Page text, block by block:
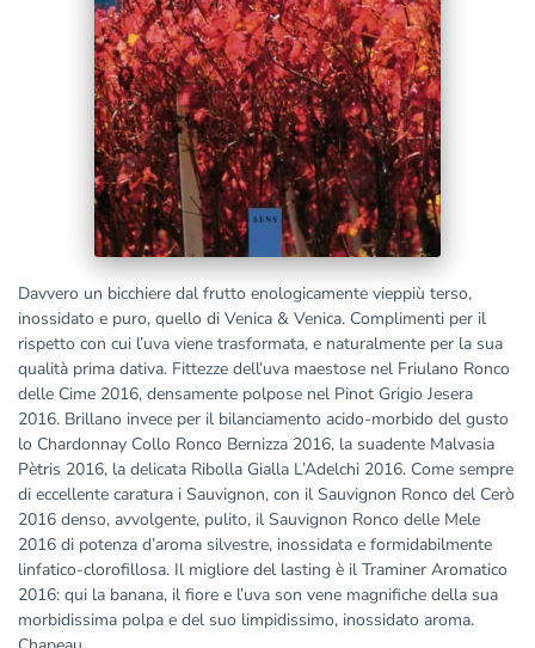
Davvero un bicchiere dal frutto enologicamente vieppiù terso,
inossidato e puro, quello di Venica & Venica. Complimenti per il
rispetto con cui l’uva viene trasformata, e naturalmente per la sua
qualità prima dativa. Fittezze dell’uva maestose nel Friulano Ronco
delle Cime 2016, densamente polpose nel Pinot Grigio Jesera
2016. Brillano invece per il bilanciamento acido-morbido del gusto
lo Chardonnay Collo Ronco Bernizza 2016, la suadente Malvasia
Pètris 2016, la delicata Ribolla Gialla L’Adelchi 2016. Come sempre
di eccellente caratura i Sauvignon, con il Sauvignon Ronco del Cerò
2016 denso, avvolgente, pulito, il Sauvignon Ronco delle Mele
2016 di potenza d’aroma silvestre, inossidata e formidabilmente
linfatico-clorofillosa. Il migliore del lasting è il Traminer Aromatico
2016: qui la banana, il fiore e l’uva son vene magnifiche della sua
morbidissima polpa e del suo limpidissimo, inossidato aroma.